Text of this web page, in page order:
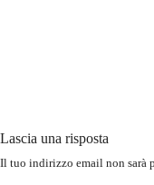
Lascia una risposta
Il tuo indirizzo email non sarà